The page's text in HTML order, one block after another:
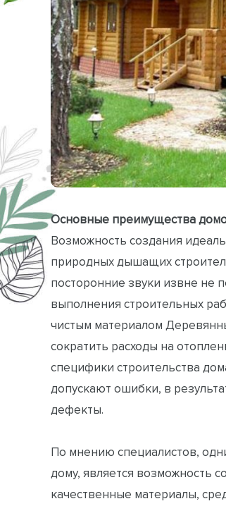
Основные преимущества
Возможность создания
природных дышащих
посторонние звуки извне не
выполнения строительных
чистым материалом
сократить расходы на
специфики строительства
допускают ошибки, в
дефекты.
По мнению специалистов,
дому, является возможность
качественные материалы,